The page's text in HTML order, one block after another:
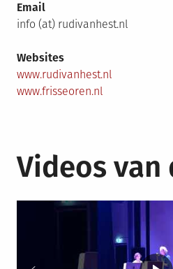
Email
info (at) rudivanhest.nl
Websites
www.rudivanhest.nl
www.frisseoren.nl
Videos van